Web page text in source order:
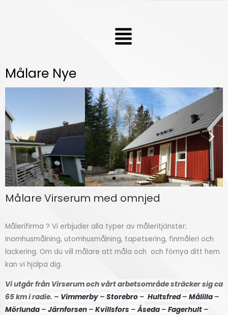
Meny
Målare Nye
lning
Högsby
här
Målare Virserum med omnjed
Målerifirma ? Vi erbjuder alla typer av måleritjänster;
inomhusmålning, utomhusmålning, tapetsering, finmåleri och
lackering. Om du vill målare att måla och och förnya ditt hem
kan vi hjälpa dig.
Vi utgår från Virserum och vårt arbetsområde sträcker sig ca
65 km i radie. – Vimmerby – Storebro – Hultsfred– Målilla –
Mörlunda – Järnforsen – Kvillsfors –Åseda – Fagerhult –